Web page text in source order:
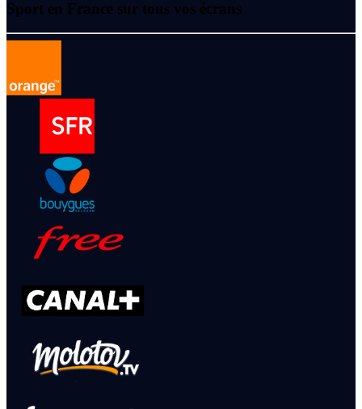
Sport en France sur tous vos écrans